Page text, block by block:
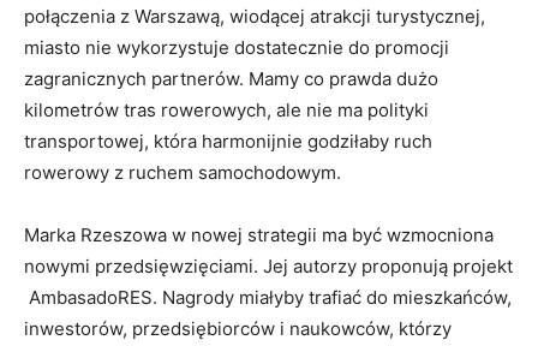
połączenia z Warszawą, wiodącej atrakcji turystycznej,
miasto nie wykorzystuje dostatecznie do promocji
zagranicznych partnerów. Mamy co prawda dużo
kilometrów tras rowerowych, ale nie ma polityki
transportowej, która harmonijnie godziłaby ruch
rowerowy z ruchem samochodowym.
Marka Rzeszowa w nowej strategii ma być wzmocniona
nowymi przedsięwzięciami. Jej autorzy proponują projekt
AmbasadoRES. Nagrody miałyby trafiać do mieszkańców,
inwestorów, przedsiębiorców i naukowców, którzy